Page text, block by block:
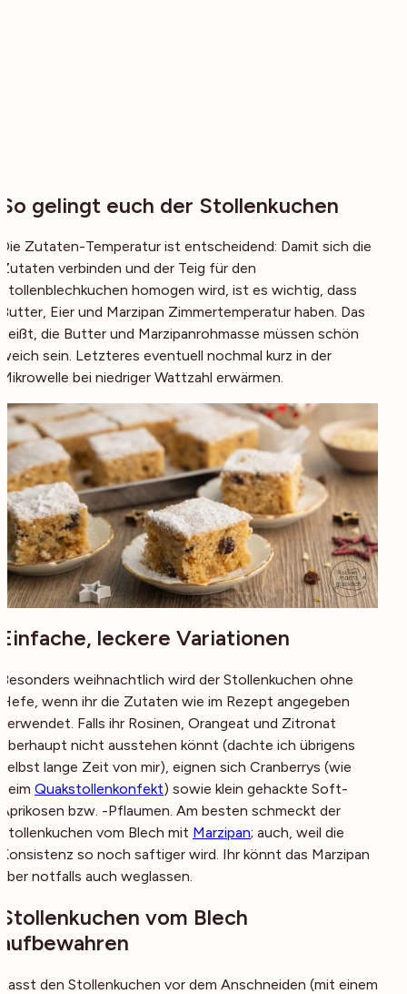
So gelingt euch der Stollenkuchen
Die Zutaten-Temperatur ist entscheidend: Damit sich die
Zutaten verbinden und der Teig für den
Stollenblechkuchen homogen wird, ist es wichtig, dass
Butter, Eier und Marzipan Zimmertemperatur haben. Das
heißt, die Butter und Marzipanrohmasse müssen schön
weich sein. Letzteres eventuell nochmal kurz in der
Mikrowelle bei niedriger Wattzahl erwärmen.
Einfache, leckere Variationen
Besonders weihnachtlich wird der Stollenkuchen ohne
Hefe, wenn ihr die Zutaten wie im Rezept angegeben
verwendet. Falls ihr Rosinen, Orangeat und Zitronat
überhaupt nicht ausstehen könnt (dachte ich übrigens
selbst lange Zeit von mir), eignen sich Cranberrys (wie
beim Quakstollenkonfekt) sowie klein gehackte Soft-
Aprikosen bzw. -Pflaumen. Am besten schmeckt der
Stollenkuchen vom Blech mit Marzipan; auch, weil die
Konsistenz so noch saftiger wird. Ihr könnt das Marzipan
aber notfalls auch weglassen.
Stollenkuchen vom Blech
aufbewahren
Lasst den Stollenkuchen vor dem Anschneiden (mit einem